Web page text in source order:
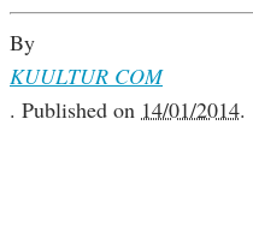
By
KUULTUR COM
. Published on 14/01/2014.